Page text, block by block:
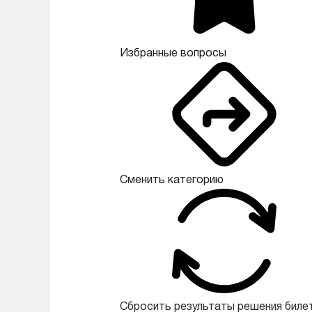
Избранные вопросы
Сменить категорию
Сбросить результаты решения